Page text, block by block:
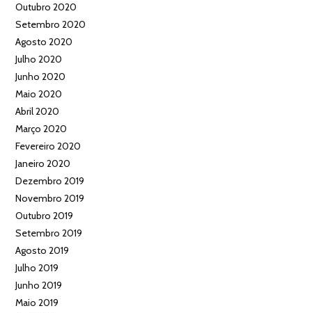
Outubro 2020
Setembro 2020
Agosto 2020
Julho 2020
Junho 2020
Maio 2020
Abril 2020
Março 2020
Fevereiro 2020
Janeiro 2020
Dezembro 2019
Novembro 2019
Outubro 2019
Setembro 2019
Agosto 2019
Julho 2019
Junho 2019
Maio 2019